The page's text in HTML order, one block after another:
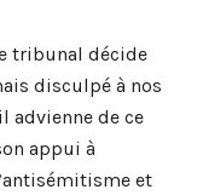
tribunal décide
disculpé à nos
advienne de ce
appui à
et